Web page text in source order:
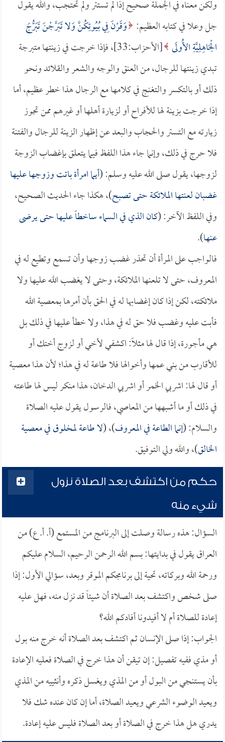
ولكن معناه في الجملة صحيح إذا لم تستتر ولم تحتجب، والله يقول
جل وعلا في كتابه العظيم: وَقَرْنَ فِي بُيُوتِكُنَّ وَلا تَبَرَّجْنَ تَبَرُّجَ
الْجَاهِلِيَّةِ الأُولَى
[الأحزاب:33]، فإذا خرجت في زينتها متبرجة
تبدي زينتها للرجال، من العنق والوجه والشعر والقلائد ونحو
ذلك أو بالتكسر والتغنج في كلامها مع الرجال هذا خطر عظيم، أما
إذا خرجت بزينة لها للأفراح أو لزيارة أهلها أو غيرهم ممن تجوز
زيارته مع التستر والحجاب والبعد عن إظهار الزينة للرجال والفتنة
فلا حرج في ذلك، وإنما جاء هذا اللفظ فيما يتعلق بإغضاب الزوجة
لزوجها، يقول صلى الله عليه وسلم: (أيما امرأة باتت وزوجها عليها
غضبان لعنتها الملائكة حتى تصبح)، هكذا جاء الحديث الصحيح،
وفي اللفظ الآخر: (كان الذي في السماء ساخطاً عليها حتى يرضى
عنها).
فالواجب على المرأة أن تحذر غضب زوجها وأن تسمع وتطيع له في
المعروف، حتى لا تلعنها الملائكة، وحتى لا يغضب الله عليها ولا
ملائكته، لكن إذا كان إغضابها له في الحق بأن أمرها بمعصية الله
فأبت عليه وغضب فلا حق له في هذا، ولا خطأ عليها في ذلك بل
هي مأجورة، إذا قال لها مثلاً: اكشفي لأخي أو لزوج أختك أو
للأقارب من بني عمها وأخوالها فلا طاعة له في هذا؛ لأن هذا معصية
أو قال لها: اشربي الخمر أو اشربي الدخان، هذا منكر ليس لها طاعته
في ذلك أو ما أشبهها من المعاصي، فالرسول يقول عليه الصلاة
والسلام: (إنما الطاعة في المعروف)، (لا طاعة لمخلوق في معصية
الخالق)، والله ولي التوفيق.
حكم من اكتشف بعد الصلاة نزول
شيء منه
السؤال: هذه رسالة وصلت إلى البرنامج من المستمع (أ. أ. ع) من
العراق يقول في بدايتها: بسم الله الرحمن الرحيم، السلام عليكم
ورحمة الله وبركاته، تحية إلى برنامجكم الموقر وبعد، سؤالي الأول: إذا
صلى شخص واكتشف بعد الصلاة أن شيئاً قد نزل منه، فهل عليه
إعادة للصلاة أم لا أفيدونا أفادكم الله؟
الجواب: إذا صلى الإنسان ثم اكتشف بعد الصلاة أنه خرج منه بول
أو مذي ففيه تفصيل: إن تيقن أن هذا خرج في الصلاة فعليه الإعادة
بأن يستنجي من البول أو من المذي ويغسل ذكره وأنثييه من المذي
ويعيد الوضوء الشرعي ويعيد الصلاة، أما إن كان عنده شك فلا
يدري هل هذا خرج في الصلاة أو بعد الصلاة فليس عليه إعادة.